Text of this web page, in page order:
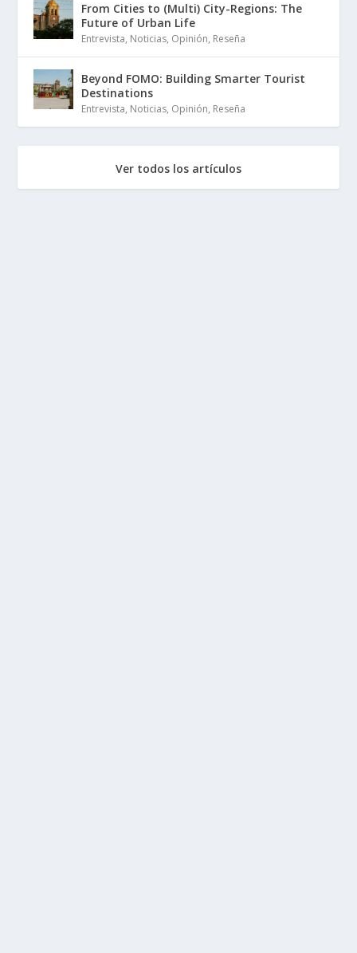
From Cities to (Multi) City-Regions: The
Future of Urban Life
Entrevista, Noticias, Opinión, Reseña
Beyond FOMO: Building Smarter Tourist
Destinations
Entrevista, Noticias, Opinión, Reseña
Ver todos los artículos